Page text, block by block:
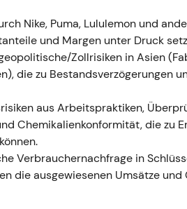
Bjørn Gulden als
für 2023 an; Puma-CEO Bjørn
November 2022 bestätigt,
war gemischt – Erleichterung
übertragbar sein könnte,
in dieser
inmitten eines übergeordneten
Nike, Puma, Lululemon und
und Margen unter Druck
Zollrisiken in Asien
die zu Bestandsverzögerungen
aus Arbeitspraktiken,
Chemikalienkonformität, die zu
Verbrauchernachfrage in
die ausgewiesenen Umsätze